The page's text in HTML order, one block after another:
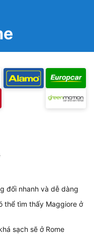
đối nhanh và dễ dàng
thể tìm thấy Maggiore ở
sạch sẽ ở Rome